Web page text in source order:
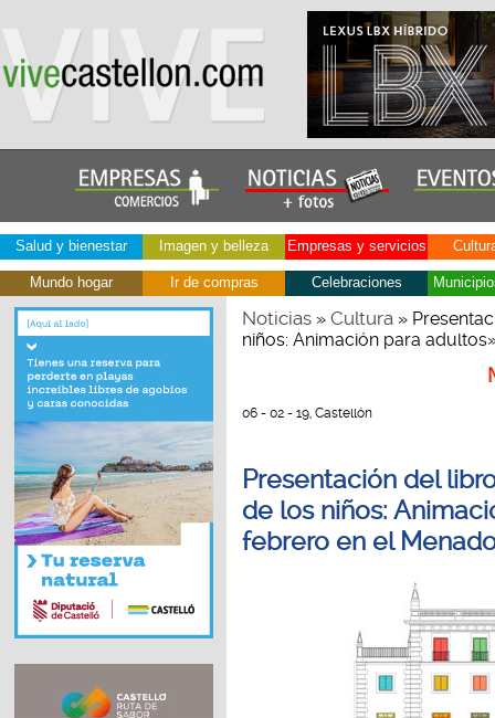
Salud y bienestar Imagen y belleza Empresas y servicios
Mundo hogar Ir de compras Celebraciones
Noticias» Cultura»
niños: Animación para
06 - 02 - 19, Castellón
Presentación del
de los niños:
febrero en el